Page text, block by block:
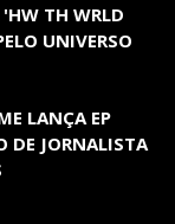
TH WRLD
UNIVERSO
LANÇA EP
DE JORNALISTA